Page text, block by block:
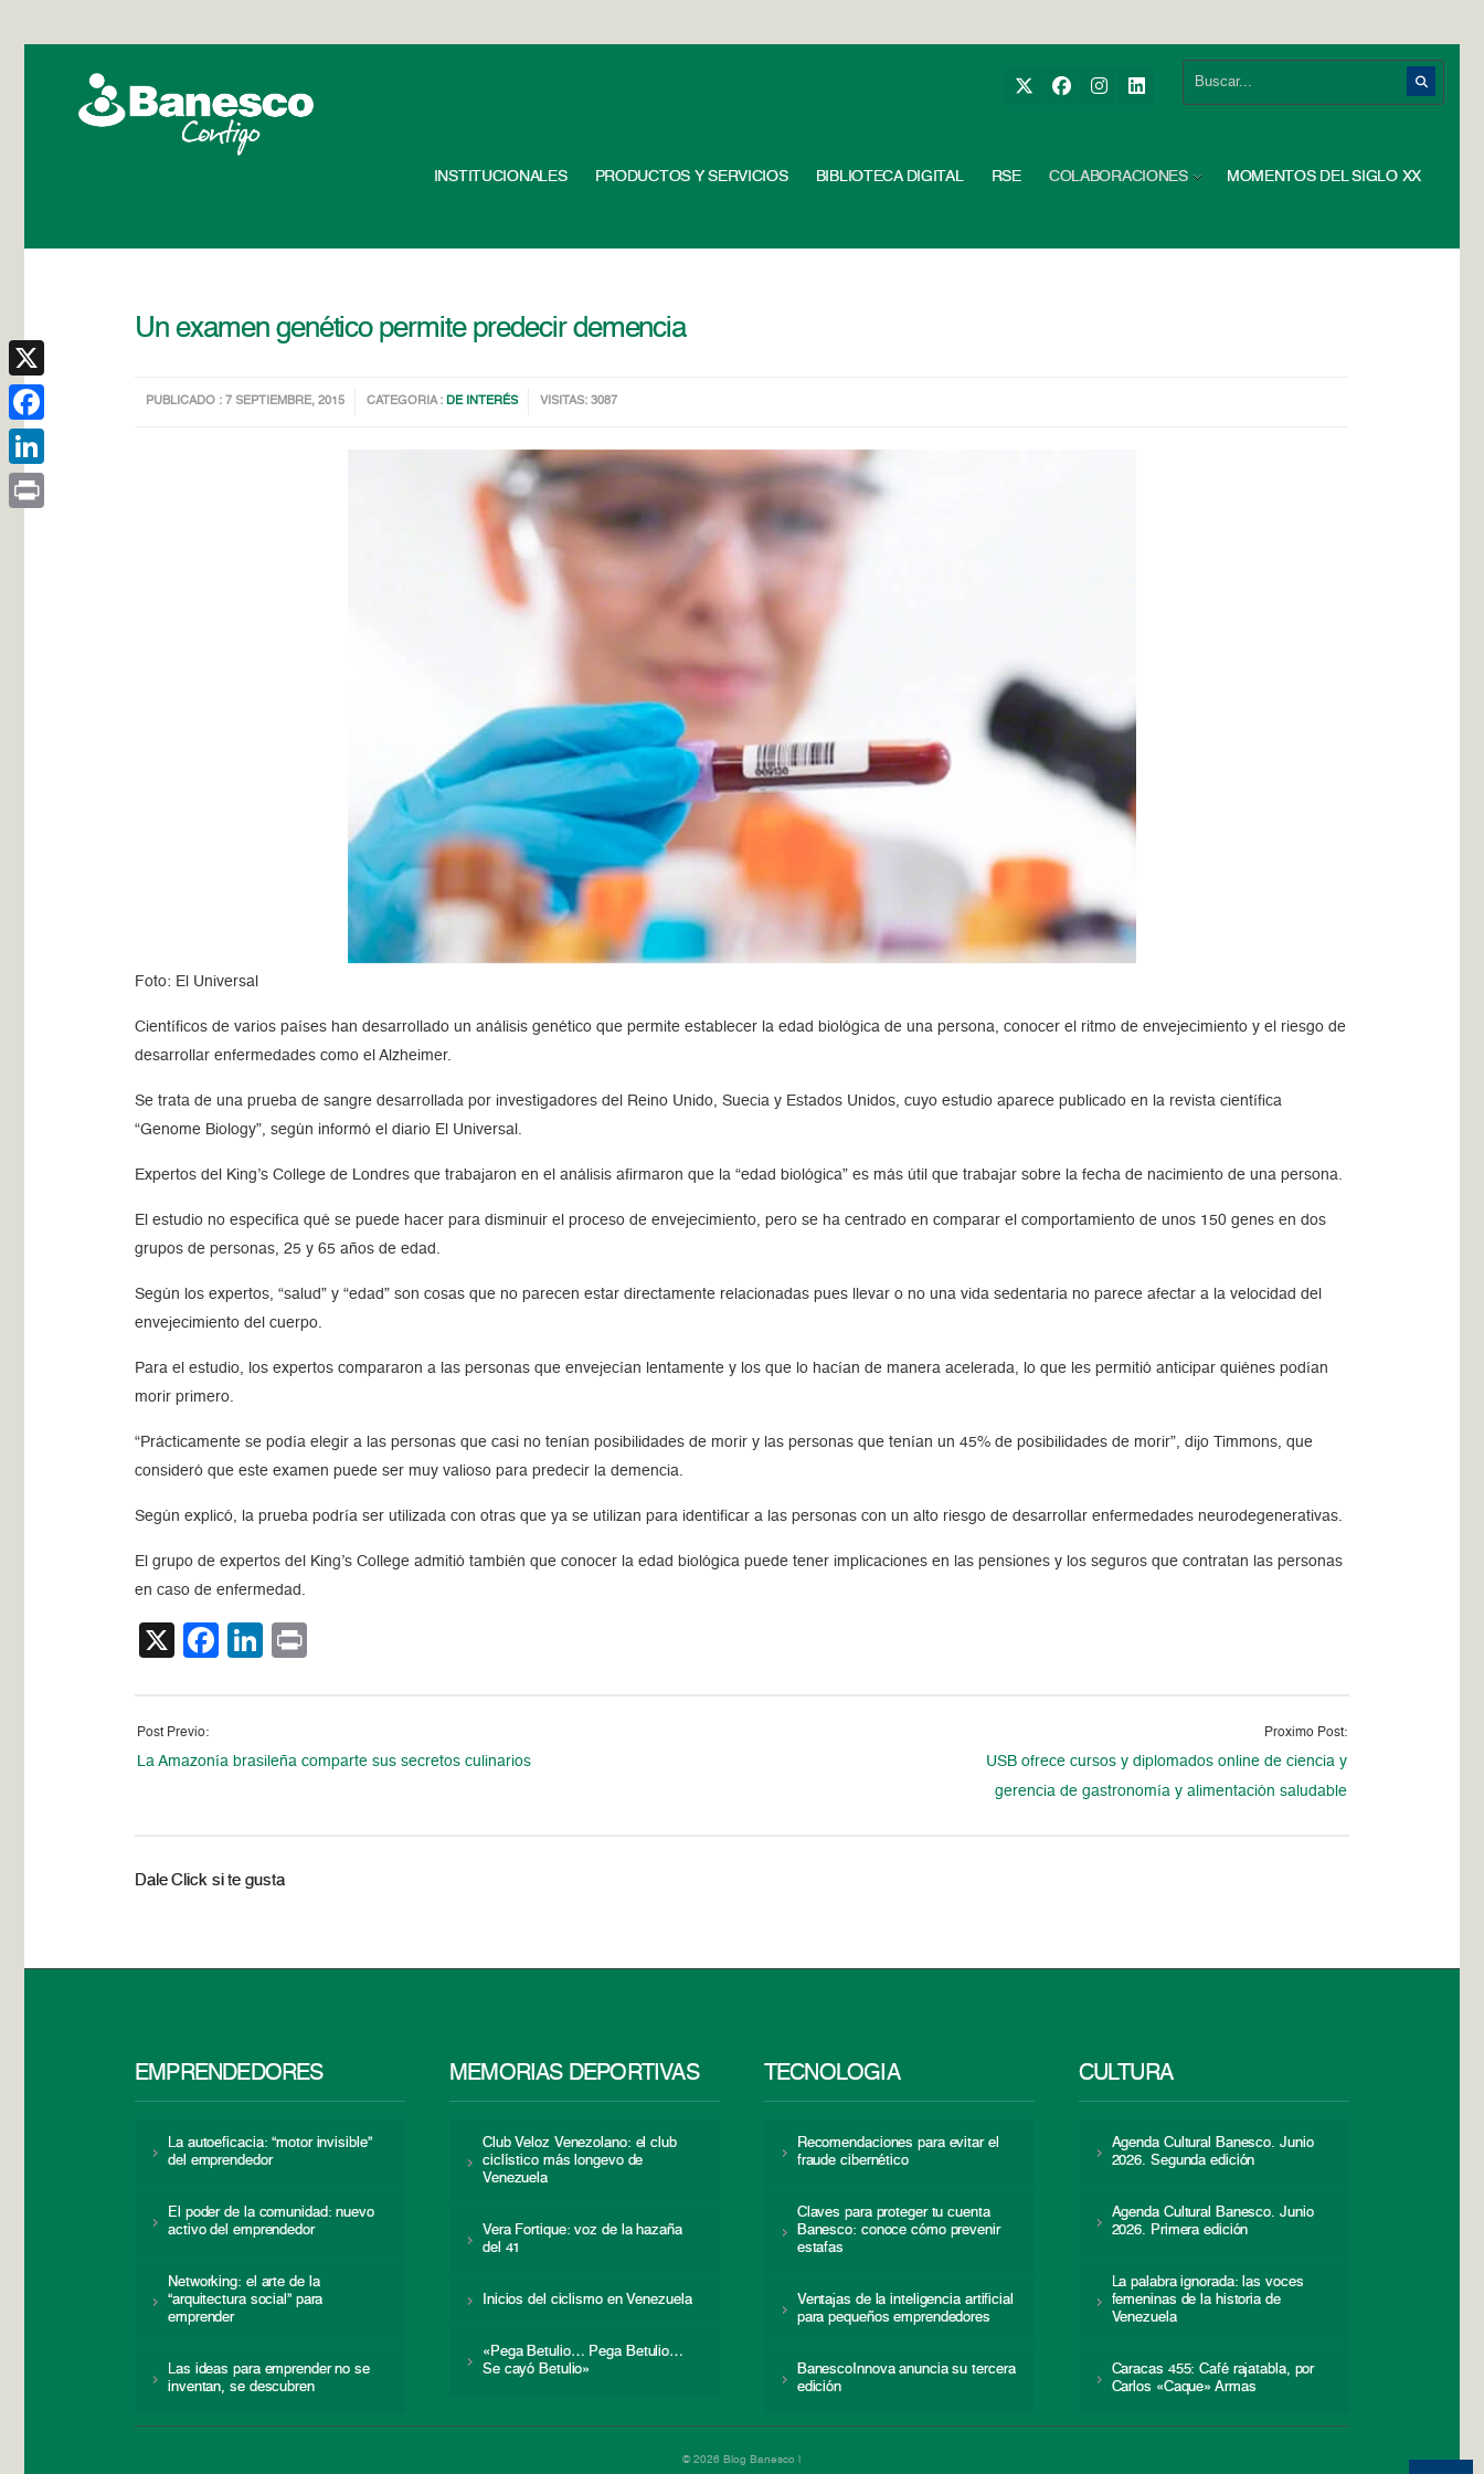
INSTITUCIONALES PRODUCTOS Y SERVICIOS BIBLIOTECA DIGITAL RSE COLABORACIONES MOMENTOS DEL SIGLO XX
Un examen genético permite predecir demencia
PUBLICADO : 7 SEPTIEMBRE, 2015 CATEGORIA : DE INTERÉS VISITAS: 3087
Foto: El Universal
Científicos de varios países han desarrollado un análisis genético que permite establecer la edad biológica de una persona, conocer el ritmo de envejecimiento y el riesgo de
desarrollar enfermedades como el Alzheimer.
Se trata de una prueba de sangre desarrollada por investigadores del Reino Unido, Suecia y Estados Unidos, cuyo estudio aparece publicado en la revista científica
“Genome Biology”, según informó el diario El Universal.
Expertos del King’s College de Londres que trabajaron en el análisis afirmaron que la “edad biológica” es más útil que trabajar sobre la fecha de nacimiento de una persona.
El estudio no especifica qué se puede hacer para disminuir el proceso de envejecimiento, pero se ha centrado en comparar el comportamiento de unos 150 genes en dos
grupos de personas, 25 y 65 años de edad.
Según los expertos, “salud” y “edad” son cosas que no parecen estar directamente relacionadas pues llevar o no una vida sedentaria no parece afectar a la velocidad del
envejecimiento del cuerpo.
Para el estudio, los expertos compararon a las personas que envejecían lentamente y los que lo hacían de manera acelerada, lo que les permitió anticipar quiénes podían
morir primero.
“Prácticamente se podía elegir a las personas que casi no tenían posibilidades de morir y las personas que tenían un 45% de posibilidades de morir”, dijo Timmons, que
consideró que este examen puede ser muy valioso para predecir la demencia.
Según explicó, la prueba podría ser utilizada con otras que ya se utilizan para identificar a las personas con un alto riesgo de desarrollar enfermedades neurodegenerativas.
El grupo de expertos del King’s College admitió también que conocer la edad biológica puede tener implicaciones en las pensiones y los seguros que contratan las personas
en caso de enfermedad.
X Facebook
LinkedIn
Post Previo:
La Amazonía brasileña comparte sus secretos culinarios
Proximo Post:
USB ofrece cursos y diplomados online de ciencia y
gerencia de gastronomía y alimentación saludable
Dale Click si te gusta
EMPRENDEDORES
La autoeficacia: “motor invisible”
del emprendedor
El poder de la comunidad: nuevo
activo del emprendedor
Networking: el arte de la
“arquitectura social” para
emprender
Las ideas para emprender no se
inventan, se descubren
MEMORIAS DEPORTIVAS
Club Veloz Venezolano: el club
ciclístico más longevo de
Venezuela
Vera Fortique: voz de la hazaña
del 41
Inicios del ciclismo en Venezuela
«Pega Betulio… Pega Betulio…
Se cayó Betulio»
TECNOLOGÍA
Recomendaciones para evitar el
fraude cibernético
Claves para proteger tu cuenta
Banesco: conoce cómo prevenir
estafas
Ventajas de la inteligencia artificial
para pequeños emprendedores
BanescoInnova anuncia su tercera
edición
CULTURA
Agenda Cultural Banesco. Junio
2026. Segunda edición
Agenda Cultural Banesco. Junio
2026. Primera edición
La palabra ignorada: las voces
femeninas de la historia de
Venezuela
Caracas 455: Café rajatabla, por
Carlos «Caque» Armas
© 2026 Blog Banesco |
X
Facebook
LinkedIn